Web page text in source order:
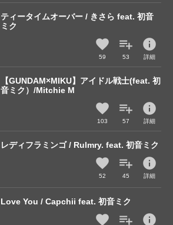
ティータイムオーバー / きさら feat. 初音
ミク
59 53
info
詳細
【GUNDAM×MIKU】アイドル戦士(feat. 初
音ミク）/Mitchie M
103 57
info
詳細
レディフラミンゴ / Rulmry. feat. 初音ミク
52 45
info
詳細
Love You / Capchii feat. 初音ミク
info